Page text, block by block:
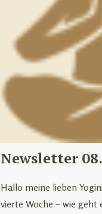
Newsletter
Hallo meine lieben
vierte Woche – wie